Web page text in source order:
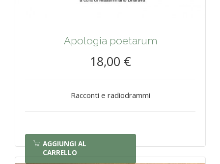
Apologia poetarum
18,00 €
Racconti e radiodrammi
AGGIUNGI AL
CARRELLO